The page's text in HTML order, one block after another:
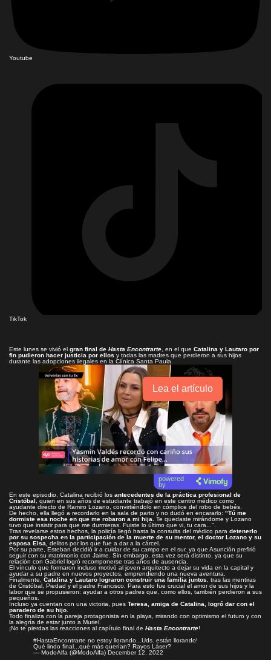
Youtube
TikTok
Este lunes se vivió el gran final de Hasta Encontrarte , en el que Catalina y Lautaro por
fin pudieron hacer justicia por ellos y todas las madres que perdieron a sus hijos
durante las adopciones ilegales en la Clínica Santa Paula.
Lea el artículo
powered
by
En este episodio, Catalina recibió los antecedentes de la práctica profesional de
Cristóbal , quien en sus años de estudiante trabajó en este centro médico como
ayudante directo de Ramiro Lozano, convirtiéndolo en cómplice del robo de bebés.
De hecho, ella llegó a recordarlo en la sala de parto y no dudó en encararlo: "Tú me
dormiste esa noche en que me robaron a mi hija.
Te quedaste mirándome y Lozano
tuvo que insistir para que me durmieras. Fuiste lo último que vi, tu cara...".
Tras revelarse estos hechos, la policía llegó hasta la consulta del médico para detenerlo
por su sospecha en la participación de la muerte de su mentor, el doctor Lozano y su
esposa Elsa,
delitos por los que fue a dar a la cárcel.
Por su parte, Esteban decidió ir a cuidar de su campo en el sur, ya que Asunción prefirió
seguir con su matrimonio con Jaime. Sin embargo, esta vez será distinto, ya que su
relación con Gabriel logró recomponerse tras años de ausencia.
El vínculo que formaron incluso motivó al joven arquitecto a dejar su vida en la capital y
ayudar a su padre en nuevos proyectos, emprendiendo una nueva aventura.
Finalmente,
Catalina y Lautaro lograron construir una familia juntos , tras las mentiras
de Cristóbal, Piedad y el padre Francisco. Para esto fue crucial el amor de sus hijos y la
labor que se propusieron: ayudar a otros padres que, como ellos, también perdieron a sus
pequeños.
Incluso ya cuentan con una victoria, pues Teresa, amiga de Catalina, logró dar con el
paradero de su hijo
Todo finaliza con la pareja protagonista en la playa, mirando con optimismo el futuro y con
la alegría de estar junto a Muriel.
¡No te pierdas las reacciones al capítulo final de Hasta Encontrarte!
#HastaEncontrarte no estoy llorando...Uds. están llorando!
Qué lindo final...qué más querían? Rayos Láser?
— ModoAlfa (@ModoAlfa) December 12, 2022